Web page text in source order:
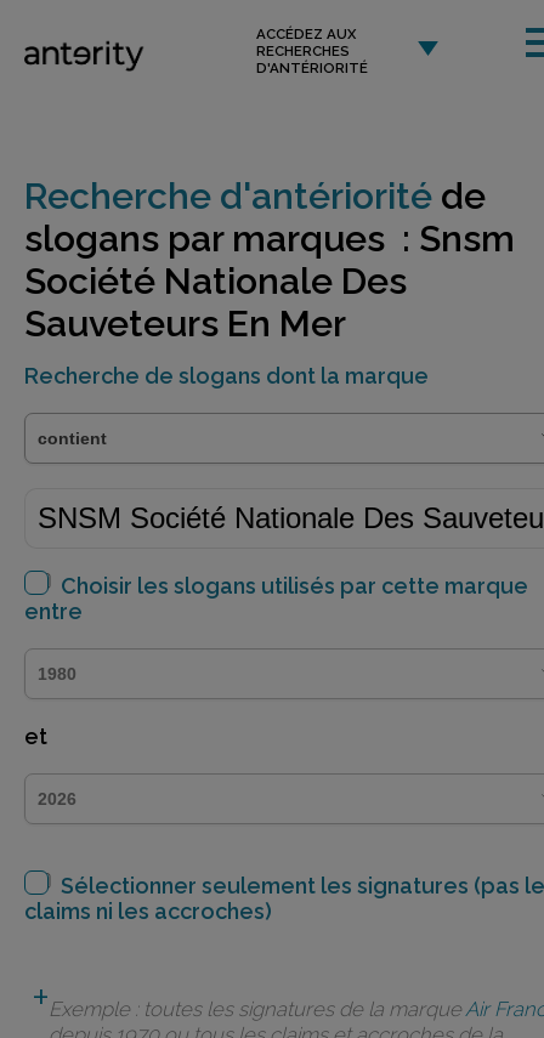
ACCÉDEZ AUX
RECHERCHES
D'ANTÉRIORITÉ
Recherche d'antériorité de
slogans par marques : Snsm
Société Nationale Des
Sauveteurs En Mer
Recherche de slogans dont la marque
Choisir les slogans utilisés par cette marque
entre
et
Sélectionner seulement les signatures (pas
claims ni les accroches)
Exemple : toutes les signatures de la marqueAir